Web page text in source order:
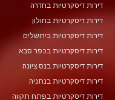
דירות דיסקרטיות בחדרה
דירות דיסקרטיות בחולון
דירות דיסקרטיות בירושלים
דירות דיסקרטיות בכפר סבא
דירות דיסקרטיות בנס ציונה
דירות דיסקרטיות בנתניה
דירות דיסקרטיות בפתח תקווה